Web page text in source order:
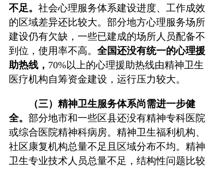
不足。 社会心理服务体系建设进度、工作成效
的区域差异还比较大。部分地方心理服务场所
建设仍有欠缺，一些已建成的场所人员配备不
到位，使用率不高。 全国还没有统一的心理援
助热线， 70%以上的心理援助热线由精神卫生
医疗机构自筹资金建设，运行压力较大。
（三）精神卫生服务体系尚需进一步健
全。 部分地市和一些区县还没有精神专科医院
或综合医院精神科病房。精神卫生福利机构、
社区康复机构总量不足且区域分布不均。精神
卫生专业技术人员总量不足，结构性问题比较